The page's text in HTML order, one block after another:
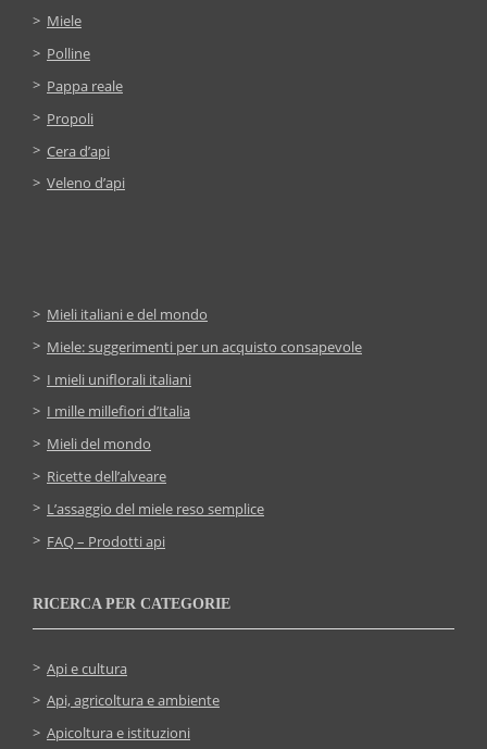
Miele
Polline
Pappa reale
Propoli
Cera d’api
Veleno d’api
Mieli italiani e del mondo
Miele: suggerimenti per un acquisto consapevole
I mieli uniflorali italiani
I mille millefiori d’Italia
Mieli del mondo
Ricette dell’alveare
L’assaggio del miele reso semplice
FAQ – Prodotti api
RICERCA PER CATEGORIE
Api e cultura
Api, agricoltura e ambiente
Apicoltura e istituzioni